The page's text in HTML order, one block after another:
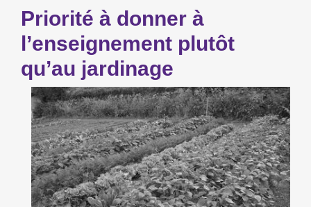
Priorité à donner à
l’enseignement plutôt
qu’au jardinage